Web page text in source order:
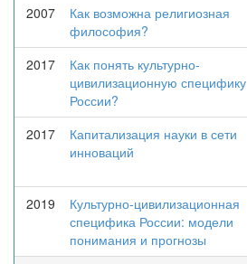
2007
Как возможна религиозная
философия?
2017
Как понять культурно-
цивилизационную специфику
России?
2017
Капитализация науки в сети
инноваций
2019
Культурно-цивилизационная
специфика России: модели
понимания и прогнозы